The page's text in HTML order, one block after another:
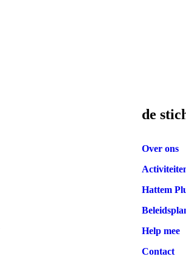
de
Over ons
Hattem
Help mee
Contact